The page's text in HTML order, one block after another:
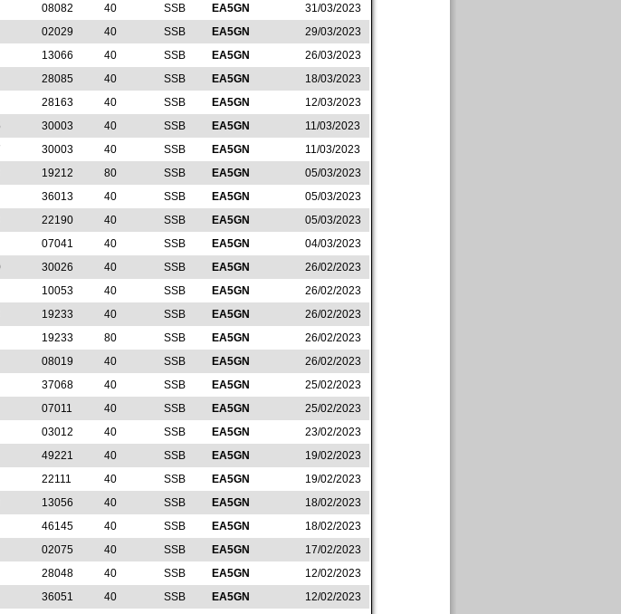
08082 40 SSB EA5GN
31/03/2023
02029 40 SSB EA5GN
29/03/2023
13066 40 SSB EA5GN
26/03/2023
28085 40 SSB EA5GN
18/03/2023
28163 40 SSB EA5GN
12/03/2023
30003 40 SSB EA5GN
11/03/2023
30003 40 SSB EA5GN
11/03/2023
19212 80 SSB EA5GN
05/03/2023
36013 40 SSB EA5GN
05/03/2023
22190 40 SSB EA5GN
05/03/2023
07041 40 SSB EA5GN
04/03/2023
30026 40 SSB EA5GN
26/02/2023
10053 40 SSB EA5GN
26/02/2023
19233 40 SSB EA5GN
26/02/2023
19233 80 SSB EA5GN
26/02/2023
08019 40 SSB EA5GN
26/02/2023
37068 40 SSB EA5GN
25/02/2023
07011 40 SSB EA5GN
25/02/2023
03012 40 SSB EA5GN
23/02/2023
49221 40 SSB EA5GN
19/02/2023
22111 40 SSB EA5GN
19/02/2023
13056 40 SSB EA5GN
18/02/2023
46145 40 SSB EA5GN
18/02/2023
02075 40 SSB EA5GN
17/02/2023
28048 40 SSB EA5GN
12/02/2023
36051 40 SSB EA5GN
12/02/2023